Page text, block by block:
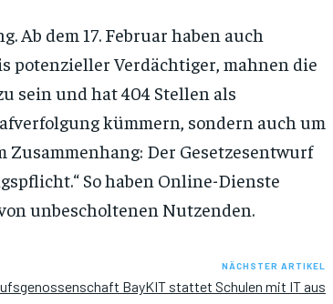
Ab dem 17. Februar haben auch
potenzieller Verdächtiger, mahnen die
sein und hat 404 Stellen als
kümmern, sondern auch um
Der Gesetzesentwurf
So haben Online-Dienste
unbescholtenen Nutzenden.
NÄCHSTER ARTIKEL
BayKIT stattet Schulen mit IT aus